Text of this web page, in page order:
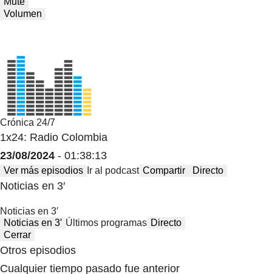
Volumen
Crónica 24/7
1x24: Radio Colombia
23/08/2024 - 01:38:13
Ver más episodios Ir al podcast Compartir Directo
Noticias en 3′
Noticias en 3′
Noticias en 3′ Últimos programas Directo
Cerrar
Otros episodios
Cualquier tiempo pasado fue anterior